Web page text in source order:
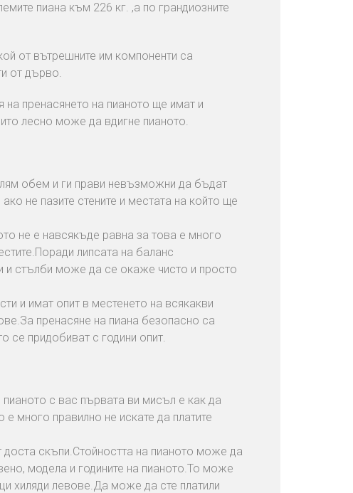
пиана към 226 кг. ,а по грандиозните
от вътрешните им компоненти са
от дърво.
на пренасянето на пианото ще имат и
лесно може да вдигне пианото.
обем и ги прави невъзможни да бъдат
не пазите стените и местата на който ще
не е навсякъде равна за това е много
липсата на баланс
и стълби може да се окаже чисто и просто
и имат опит в местенето на всякакви
пренасяне на пиана безопасно са
се придобиват с години опит.
с вас първата ви мисъл е как да
много правилно не искате да платите
скъпи.Стойността на пианото може да
модела и годините на пианото.То може
хиляди левове.Да може да сте платили